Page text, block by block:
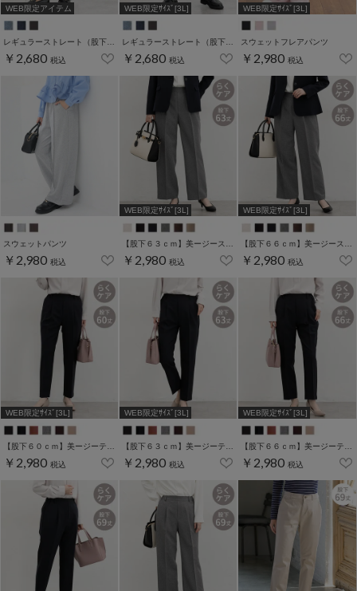
WEB限定アイテム
￥2,680 税込
WEB限定ｻｲｽﾞ[3L]
￥2,680 税込
WEB限定ｻｲｽﾞ[3L]
スウェットフレアパンツ
￥2,980 税込
スウェットパンツ
￥2,980 税込
WEB限定ｻｲｽﾞ[3L]
￥2,980 税込
WEB限定ｻｲｽﾞ[3L]
￥2,980 税込
WEB限定ｻｲｽﾞ[3L]
￥2,980 税込
WEB限定ｻｲｽﾞ[3L]
￥2,980 税込
WEB限定ｻｲｽﾞ[3L]
￥2,980 税込